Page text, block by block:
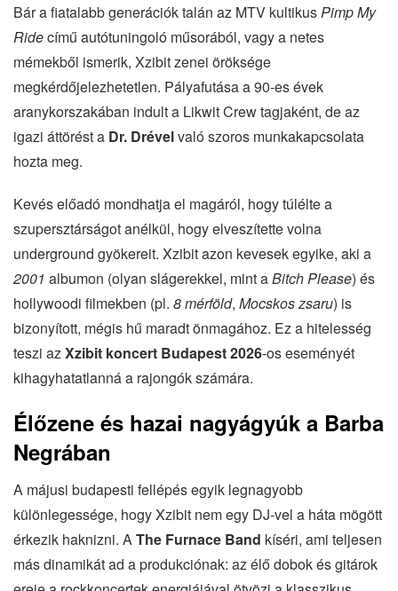
Bár a fiatalabb generációk talán az MTV kultikusPimp My
Ridecímű autótuningoló műsorából, vagy a netes
mémekből ismerik, Xzibit zenei öröksége
megkérdőjelezhetetlen. Pályafutása a 90-es évek
aranykorszakában indult a Likwit Crew tagjaként, de az
igazi áttörést a Dr. Drévelvaló szoros munkakapcsolata
hozta meg.
Kevés előadó mondhatja el magáról, hogy túlélte a
szupersztárságot anélkül, hogy elveszítette volna
underground gyökereit. Xzibit azon kevesek egyike, aki a
2001 albumon (olyan slágerekkel, mint aBitch Please) és
hollywoodi filmekben (pl. 8 mérföld, Mocskos zsaru) is
bizonyított, mégis hű maradt önmagához. Ez a hitelesség
teszi azXzibit koncert Budapest 2026-os eseményét
kihagyhatatlanná a rajongók számára.
Élőzene és hazai nagyágyúk a Barba
Negrában
A májusi budapesti fellépés egyik legnagyobb
különlegessége, hogy Xzibit nem egy DJ-vel a háta mögött
érkezik haknizni. AThe Furnace Band kíséri, ami teljesen
más dinamikát ad a produkciónak: az élő dobok és gitárok